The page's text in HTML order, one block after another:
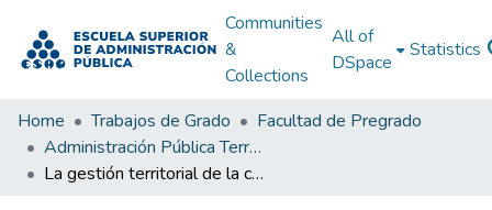
Communities
&
Collections
All of
DSpace
Statistics
Home Trabajos de Grado
Facultad de Pregrado
Administración Pública Territorial (APT)
La gestión territorial de la crisis sanitaria del COVID 19 en la gobernación del departamento del Tolima